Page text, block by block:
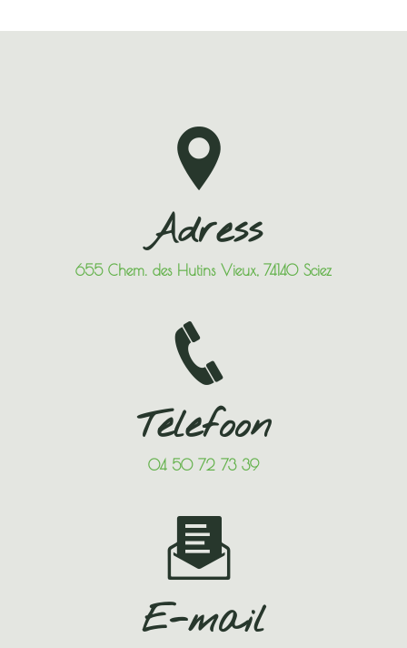
Adress
655 Chem. des Hutins Vieux, 74140 Sciez
Telefoon
04 50 72 73 39
E-mail